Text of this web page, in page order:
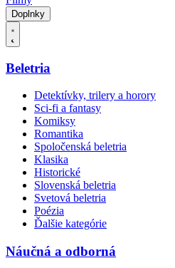
Doplnky
Beletria
Detektívky, trilery a horory
Sci-fi a fantasy
Komiksy
Romantika
Spoločenská beletria
Klasika
Historické
Slovenská beletria
Svetová beletria
Poézia
Ďalšie kategórie
Náučná a odborná